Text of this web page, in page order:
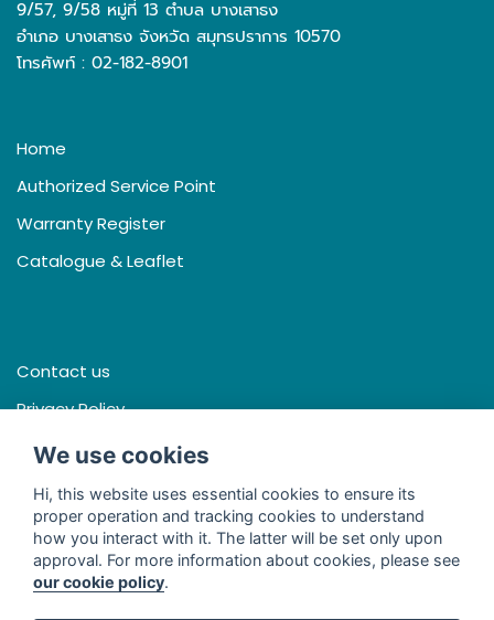
9/57, 9/58 หมู่ที่ 13 ตำบล บางเสาธง
อำเภอ บางเสาธง จังหวัด สมุทรปราการ 10570
โทรศัพท์ : 02-182-8901
Home
Authorized Service Point
Warranty Register
Catalogue & Leaflet
Contact us
Privacy Policy
Terms & Conditions
Facebook
Line
We use cookies
Hi, this website uses essential cookies to ensure its
proper operation and tracking cookies to understand
how you interact with it. The latter will be set only upon
approval. For more information about cookies, please see
our cookie policy.